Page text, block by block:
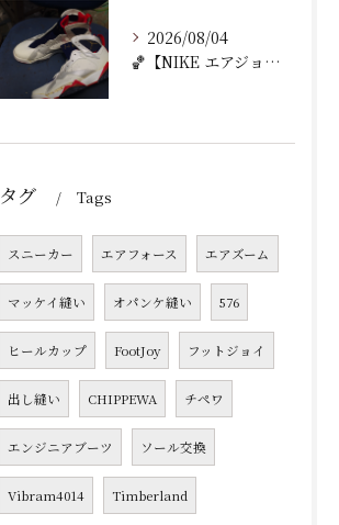
2026/08/04
🏀【NIKE エアジョーダン7 加水分解修理｜ミッドソール交...
タグ Tags
スニーカー エアフォース エアズーム
マッケイ縫い オパンケ縫い 576
ヒールカップ FootJoy フットジョイ
出し縫い CHIPPEWA チペワ
エンジニアブーツ ソール交換
Vibram4014 Timberland